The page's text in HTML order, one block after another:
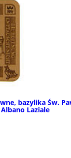
bazylika Św.
Laziale